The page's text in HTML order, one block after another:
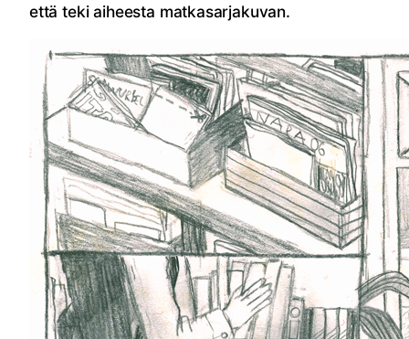
että teki aiheesta matkasarjakuvan.